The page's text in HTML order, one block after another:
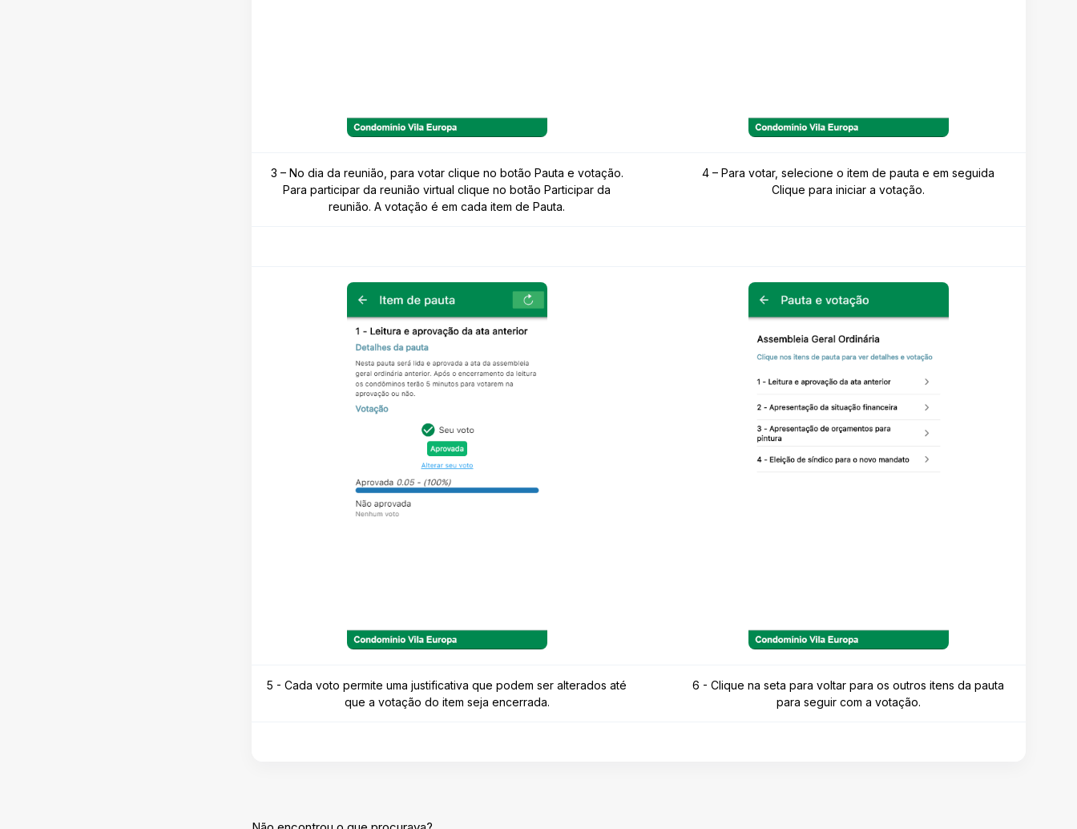
3 – No dia da reunião, para votar clique no botão Pauta e votação.
Para participar da reunião virtual clique no botão Participar da
reunião. A votação é em cada item de Pauta.
4 – Para votar, selecione o item de pauta e em seguida
Clique para iniciar a votação.
5 - Cada voto permite uma justificativa que podem ser alterados até
que a votação do item seja encerrada.
6 - Clique na seta para voltar para os outros itens da pauta
para seguir com a votação.